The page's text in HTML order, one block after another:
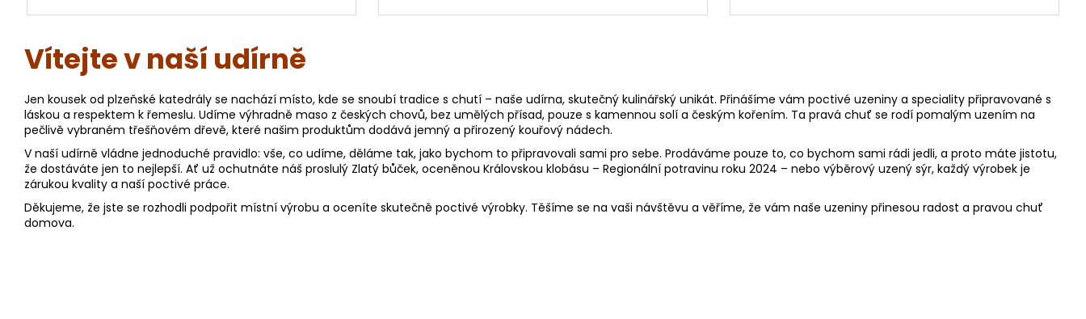
Vítejte v naší udírně
Jen kousek od plzeňské katedrály se nachází místo, kde se snoubí tradice s chutí – naše udírna, skutečný kulinářský unikát. Přinášíme vám poctivé uzeniny a speciality připravované s
láskou a respektem k řemeslu. Udíme výhradně maso z českých chovů, bez umělých přísad, pouze s kamennou solí a českým kořením. Ta pravá chuť se rodí pomalým uzením na
pečlivě vybraném třešňovém dřevě, které našim produktům dodává jemný a přirozený kouřový nádech.
V naší udírně vládne jednoduché pravidlo: vše, co udíme, děláme tak, jako bychom to připravovali sami pro sebe. Prodáváme pouze to, co bychom sami rádi jedli, a proto máte jistotu,
že dostáváte jen to nejlepší. Ať už ochutnáte náš proslulý Zlatý bůček, oceněnou Královskou klobásu – Regionální potravinu roku 2024 – nebo výběrový uzený sýr, každý výrobek je
zárukou kvality a naší poctivé práce.
Děkujeme, že jste se rozhodli podpořit místní výrobu a oceníte skutečně poctivé výrobky. Těšíme se na vaši návštěvu a věříme, že vám naše uzeniny přinesou radost a pravou chuť
domova.